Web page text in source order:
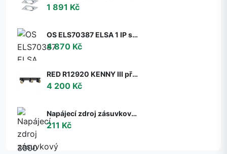
1 891 Kč
OS ELS70387 ELSA 1 IP stropní/nástěnné skleněné svítidlo bílá IP65 3000 K 9W LED DALI (původní kód OS 70387) - OSMONT
4 870 Kč
RED R12920 KENNY III přisazená černá/zlatá 230V GU10 3x35W - RED - DESIGN RENDL
4 200 Kč
Napájecí zdroj zásuvkový 6V, 2A, 5.5x2.1mm
211 Kč